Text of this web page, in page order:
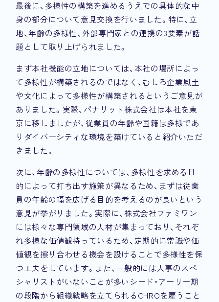
最後に、多様性の構築を進めるうえでの具体的な中
身の部分について意見交換を行いました。特に、立
地、年齢の多様性、外部専門家との連携の3要素が話
題として取り上げられました。
まず本社機能の立地については、本社の場所によっ
て多様性が構築されるのではなく、むしろ企業風土
や文化によって多様性が構築されるというご意見が
ありました。実際、パナリット株式会社は本社を東
京に移しましたが、従業員の年齢や国籍は多様であ
りダイバーシティな環境を築けていると紹介いただ
きました。
次に、年齢の多様性については、多様性を求める目
的によって打ち出す施策が異なるため、まずは従業
員の年齢の幅を広げる目的を考えるのが良いという
意見が挙がりました。実際に、株式会社ファミワン
には様々な専門領域の人材が集まっており、それぞ
れ多様な価値観持っているため、定期的に常識や価
値観を擦り合わせる機会を設けることで多様性を保
つ工夫をしています。また、一般的には人事のスペ
シャリストがいないことが多いシード・アーリー期
の段階から組織戦略を立てられるCHROを雇うこと